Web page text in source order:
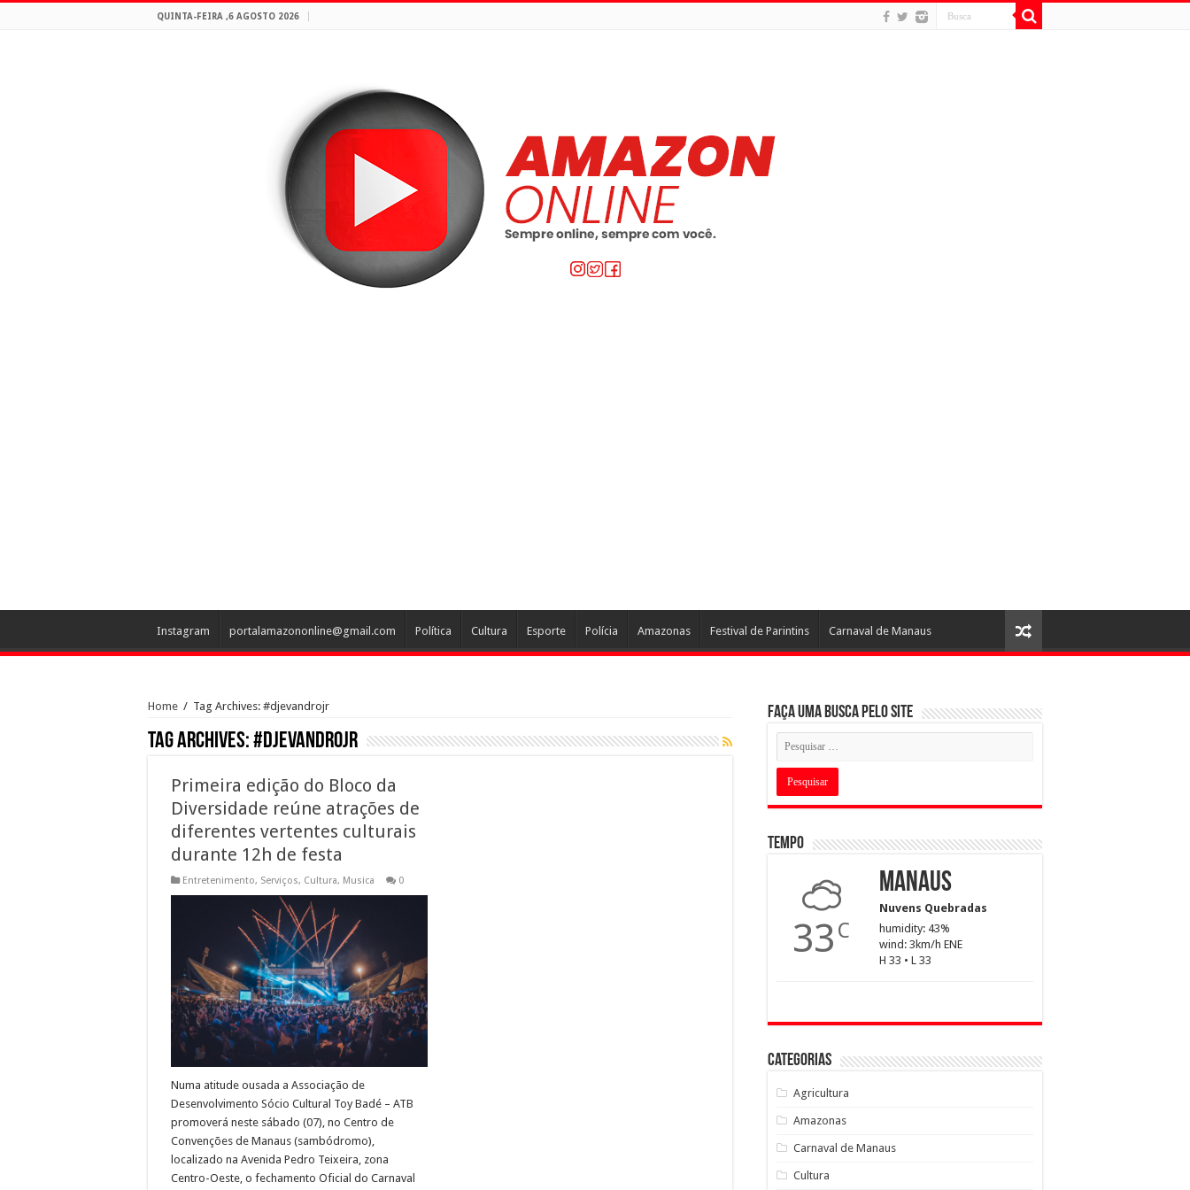
QUINTA-FEIRA ,6 AGOSTO 2026
Instagram portalamazononline@gmail.com Política Cultura Esporte Polícia Amazonas Festival de Parintins Carnaval de Manaus
Home / Tag Archives: #djevandrojr
Tag Archives:#djevandrojr
Primeira edição do Bloco da
Diversidade reúne atrações de
diferentes vertentes culturais
durante 12h de festa
Entretenimento, Serviços, Cultura, Musica 0
Numa atitude ousada a Associação de
Desenvolvimento Sócio Cultural Toy Badé – ATB
promoverá neste sábado (07), no Centro de
Convenções de Manaus (sambódromo),
localizado na Avenida Pedro Teixeira, zona
Centro-Oeste, o fechamento Oficial do Carnaval
Faça uma busca pelo Site
Tempo
33 C
Manaus
Nuvens Quebradas
humidity: 43%
wind: 3km/h ENE
H 33 • L 33
Categorias
Agricultura
Amazonas
Carnaval de Manaus
Cultura